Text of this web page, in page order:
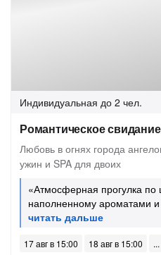
Индивидуальная до 2 чел.
Романтическое
Любовь в огнях города
ужин и SPA для двоих
«Атмосферная прогулка по
наполненному ароматами
17 авг в 15:00
18 авг в 15:00